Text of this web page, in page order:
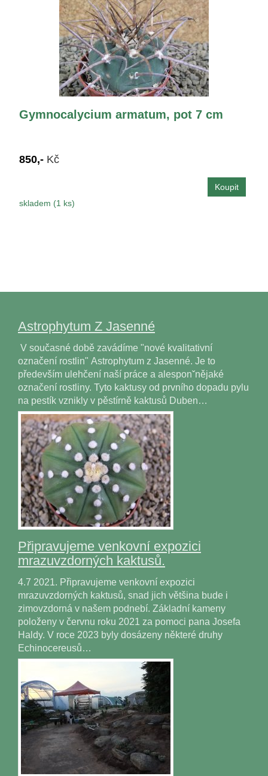
Gymnocalycium armatum, pot 7 cm
850,- Kč
skladem (1 ks)
Astrophytum Z Jasenné
V současné době zavádíme "nové kvalitativní
označení rostlin" Astrophytum z Jasenné. Je to
především ulehčení naší práce a alesponˇnějaké
označení rostliny. Tyto kaktusy od prvního dopadu pylu
na pestík vznikly v pěstírně kaktusů Duben…
Připravujeme venkovní expozici
mrazuvzdorných kaktusů.
4.7 2021. Připravujeme venkovní expozici
mrazuvzdorných kaktusů, snad jich většina bude i
zimovzdorná v našem podnebí. Základní kameny
položeny v červnu roku 2021 za pomoci pana Josefa
Haldy. V roce 2023 byly dosázeny některé druhy
Echinocereusů…